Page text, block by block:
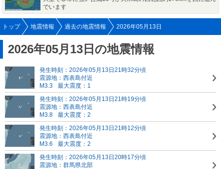
でいます
トップ 地震情報 過去の地震情報 2026年05月13日
2026年05月13日の地震情報
発生時刻：2026年05月13日21時32分頃
震源地：西表島付近
M3.3
最大震度：1
発生時刻：2026年05月13日21時19分頃
震源地：西表島付近
M3.8
最大震度：2
発生時刻：2026年05月13日21時12分頃
震源地：西表島付近
M3.6
最大震度：2
発生時刻：2026年05月13日20時17分頃
震源地：群馬県北部